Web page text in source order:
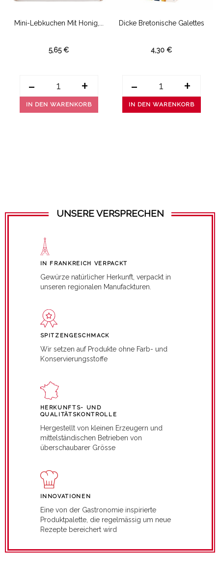
Mini-Lebkuchen Mit Honig,...
5,65 €
- +
IN DEN WARENKORB
Dicke Bretonische Galettes
4,30 €
- +
IN DEN WARENKORB
UNSERE VERSPRECHEN
IN FRANKREICH VERPACKT
Gewürze natürlicher Herkunft, verpackt in
unseren regionalen Manufackturen.
SPITZENGESCHMACK
Wir setzen auf Produkte ohne Farb- und
Konservierungsstoffe
HERKUNFTS- UND
QUALITÄTSKONTROLLE
Hergestellt von kleinen Erzeugern und
mittelständischen Betrieben von
überschaubarer Grösse
INNOVATIONEN
Eine von der Gastronomie inspirierte
Produktpalette, die regelmässig um neue
Rezepte bereichert wird